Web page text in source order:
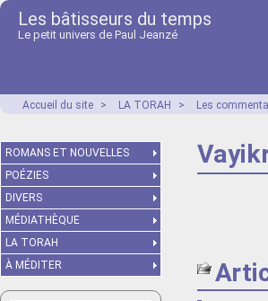
Les bâtisseurs du temps
Le petit univers de Paul Jeanzé
Accueil du site > LA TORAH > Les
ROMANS ET NOUVELLES
POÉZIES
DIVERS
MÉDIATHÈQUE
LA TORAH
À MÉDITER